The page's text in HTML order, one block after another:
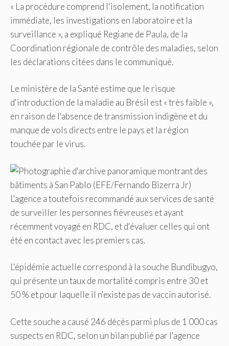
« La procédure comprend l'isolement, la notification
immédiate, les investigations en laboratoire et la
surveillance », a expliqué Regiane de Paula, de la
Coordination régionale de contrôle des maladies, selon
les déclarations citées dans le communiqué.
Le ministère de la Santé estime que le risque
d'introduction de la maladie au Brésil est « très faible »,
en raison de l'absence de transmission indigène et du
manque de vols directs entre le pays et la région
touchée par le virus.
L'agence a toutefois recommandé aux services de santé
de surveiller les personnes fiévreuses et ayant
récemment voyagé en RDC, et d'évaluer celles qui ont
été en contact avec les premiers cas.
L'épidémie actuelle correspond à la souche Bundibugyo,
qui présente un taux de mortalité compris entre 30 et
50 % et pour laquelle il n'existe pas de vaccin autorisé.
Cette souche a causé 246 décès parmi plus de 1 000 cas
suspects en RDC, selon un bilan publié par l'agence